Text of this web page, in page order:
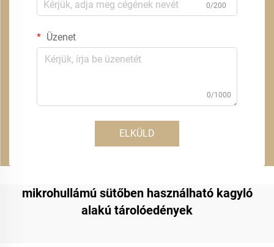
0/200
Üzenet
0/1000
ELKÜLD
mikrohullámú sütőben használható kagyló
alakú tárolóedények